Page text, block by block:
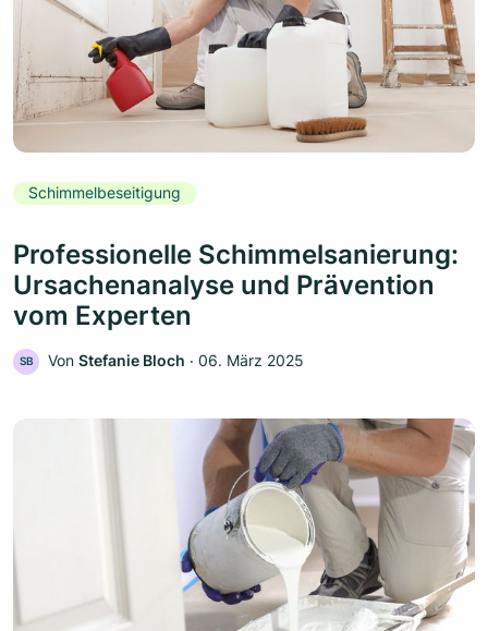
Schimmelbeseitigung
Professionelle Schimmelsanierung:
Ursachenanalyse und Prävention
vom Experten
SB Von Stefanie Bloch ‧ 06. März 2025